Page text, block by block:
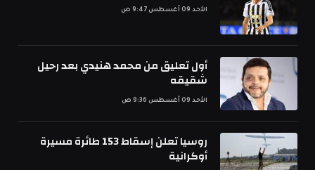
الأحد 09 أغسطس 9:47 ص
أول تعليق من محمد هنيدي بعد رحيل
شقيقه
الأحد 09 أغسطس 9:36 ص
روسيا تعلن إسقاط 153 طائرة مسيرة
أوكرانية